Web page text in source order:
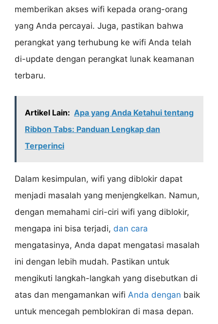
memberikan akses wifi kepada orang-orang
yang Anda percayai. Juga, pastikan bahwa
perangkat yang terhubung ke wifi Anda telah
di-update dengan perangkat lunak keamanan
terbaru.
Artikel Lain: Apa yang Anda Ketahui tentang
Ribbon Tabs: Panduan Lengkap dan
Terperinci
Dalam kesimpulan, wifi yang diblokir dapat
menjadi masalah yang menjengkelkan. Namun,
dengan memahami ciri-ciri wifi yang diblokir,
mengapa ini bisa terjadi, dan cara
mengatasinya, Anda dapat mengatasi masalah
ini dengan lebih mudah. Pastikan untuk
mengikuti langkah-langkah yang disebutkan di
atas dan mengamankan wifi Anda dengan baik
untuk mencegah pemblokiran di masa depan.